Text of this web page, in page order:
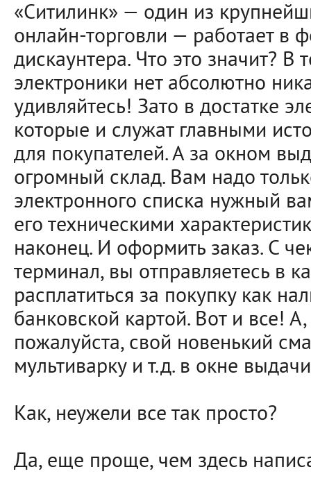
«Ситилинк» — один из
онлайн-торговли — работает в
дискаунтера. Что это значит? В
электроники нет абсолютно
удивляйтесь! Зато в достатке
которые и служат главными
для покупателей. А за окном
огромный склад. Вам надо
электронного списка нужный
его техническими
наконец. И оформить заказ. С
терминал, вы отправляетесь в
расплатиться за покупку как
банковской картой. Вот и все!
пожалуйста, свой новенький
мультиварку и т.д. в окне
Как, неужели все так просто?
Да, еще проще, чем здесь